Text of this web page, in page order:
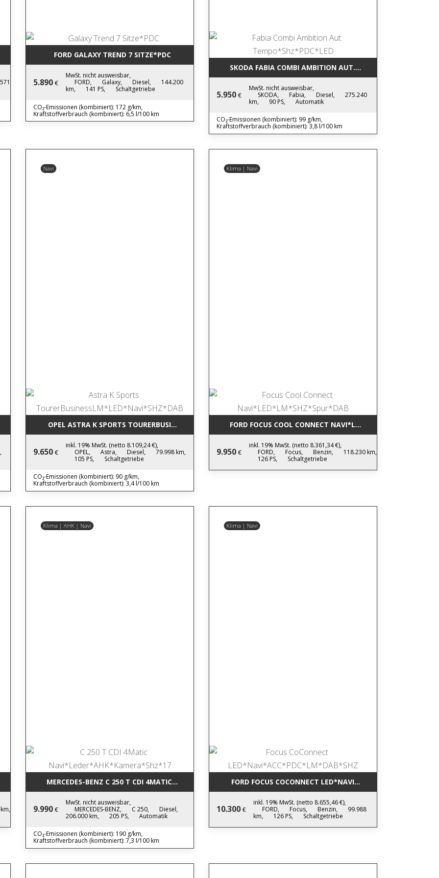
FORD GALAXY TREND 7 SITZE*PDC
5.890 €
MwSt. nicht ausweisbar,
FORD,
Galaxy, Diesel,
144.200
km,
141 PS, Schaltgetriebe
CO₂-Emissionen (kombiniert): 172 g/km,
Kraftstoffverbrauch (kombiniert): 6,5 l/100 km
SKODA FABIA COMBI AMBITION AUT. TEMPO*SHZ*PDC*LED
5.950 €
MwSt. nicht ausweisbar,
SKODA,
Fabia, Diesel,
275.240
km,
90 PS, Automatik
CO₂-Emissionen (kombiniert): 99 g/km,
Kraftstoffverbrauch (kombiniert): 3,8 l/100 km
BENZ GLK 220 CDI BLUEEFFI NAVI*LEDER*TEMP*SHZ*AHK*
Navi
OPEL ASTRA K SPORTS TOURERBUSINESSLM*LED*NAVI*SHZ*DAB
9.650 €
inkl. 19% MwSt. (netto 8.109,24 €),
OPEL,
Astra, Diesel,
79.998 km,
105 PS,
Schaltgetriebe
CO₂-Emissionen (kombiniert): 90 g/km,
Kraftstoffverbrauch (kombiniert): 3,4 l/100 km
Klima | Navi
FORD FOCUS COOL CONNECT NAVI*LED*LM*SHZ*SPUR*DAB
9.950 €
inkl. 19% MwSt. (netto 8.361,34 €),
FORD,
Focus, Benzin,
118.230 km,
126 PS,
Schaltgetriebe
Klima | AHK | Navi
MERCEDES-BENZ C 250 T CDI 4MATIC NAVI*LEDER*AHK*KAMERA*SHZ*17
9.990 €
MwSt. nicht ausweisbar,
MERCEDES-BENZ,
C 250,
Diesel,
206.000 km,
205 PS, Automatik
CO₂-Emissionen (kombiniert): 190 g/km,
Kraftstoffverbrauch (kombiniert): 7,3 l/100 km
Klima | Navi
FORD FOCUS COCONNECT LED*NAVI*ACC*PDC*LM*DAB*SHZ
10.300 €
inkl. 19% MwSt. (netto 8.655,46 €),
FORD,
Focus, Benzin,
99.988
km,
126 PS, Schaltgetriebe